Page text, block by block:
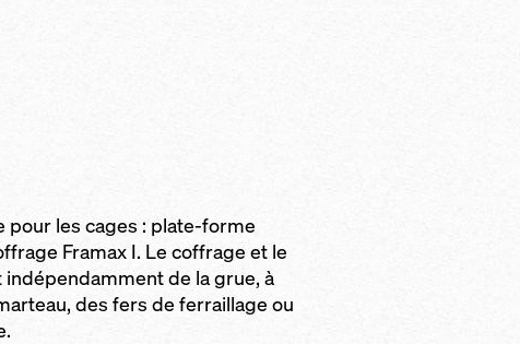
pour les cages : plate-forme
Framax I. Le coffrage et le
de la grue, à
des fers de ferraillage ou